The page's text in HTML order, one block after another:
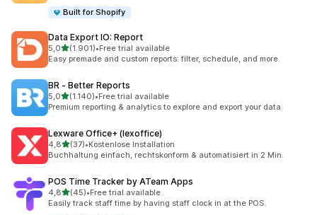
Built for Shopify
Data Export IO: Report
5,05 yıldız üzerinden
(1.901)
toplam 1901 değerlendirme
•Free trial available
Easy premade and custom reports: filter, schedule, and more.
BR ‑ Better Reports
5,05 yıldız üzerinden
(1.140)
toplam 1140 değerlendirme
•Free trial available
Premium reporting & analytics to explore and export your data.
Lexware Office+ (lexoffice)
4,85 yıldız üzerinden
(37)
toplam 37 değerlendirme
•Kostenlose Installation
Buchhaltung einfach, rechtskonform & automatisiert in 2 Min.
POS Time Tracker by ATeam Apps
4,85 yıldız üzerinden
(45)
toplam 45 değerlendirme
•Free trial available
Easily track staff time by having staff clock in at the POS.